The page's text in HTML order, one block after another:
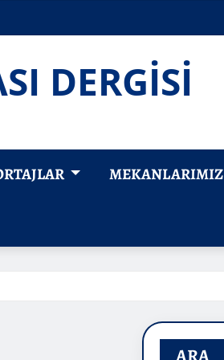
DERGİSİ
MEKANLARIMIZ